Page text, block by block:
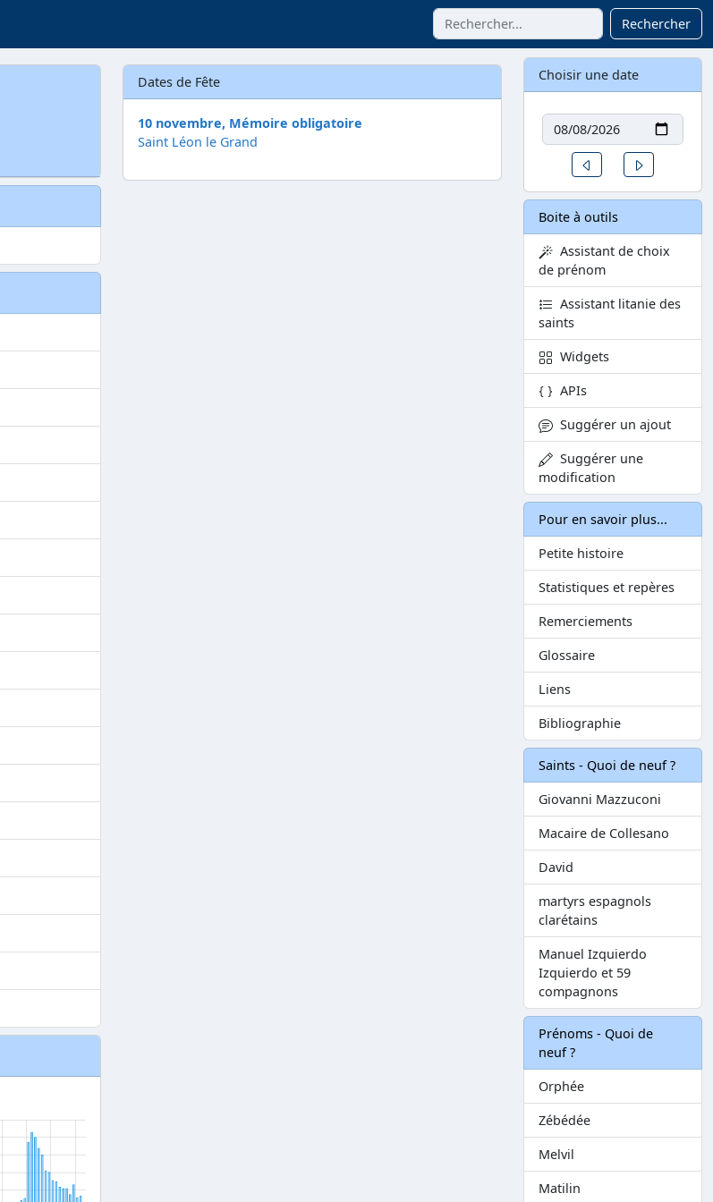
Rechercher
Dates de Fête
10 novembre, Mémoire obligatoire
Saint Léon le Grand
Choisir une date
Date
Un jour avant
Boite à outils
Assistant de choix
de prénom
Assistant litanie des
saints
Widgets
APIs
Suggérer un ajout
Suggérer une
modification
Pour en savoir plus...
Petite histoire
Statistiques et repères
Remerciements
Glossaire
Liens
Bibliographie
Saints - Quoi de neuf ?
Giovanni Mazzuconi
Macaire de Collesano
David
martyrs espagnols
clarétains
Manuel Izquierdo
Izquierdo et 59
compagnons
Prénoms - Quoi de
neuf ?
Orphée
Zébédée
Melvil
Matilin